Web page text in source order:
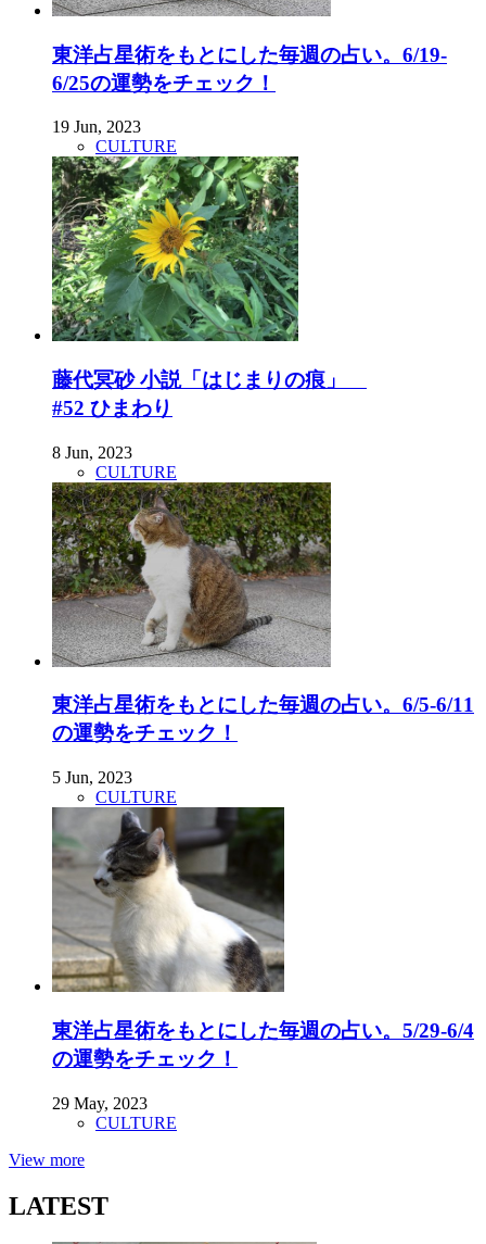
東洋占星術をもとにした毎週の占い。6/19-
6/25の運勢をチェック！
19 Jun, 2023
CULTURE
藤代冥砂 小説「はじまりの痕」
#52 ひまわり
8 Jun, 2023
CULTURE
東洋占星術をもとにした毎週の占い。6/5-6/11
の運勢をチェック！
5 Jun, 2023
CULTURE
東洋占星術をもとにした毎週の占い。5/29-6/4
の運勢をチェック！
29 May, 2023
CULTURE
View more
LATEST